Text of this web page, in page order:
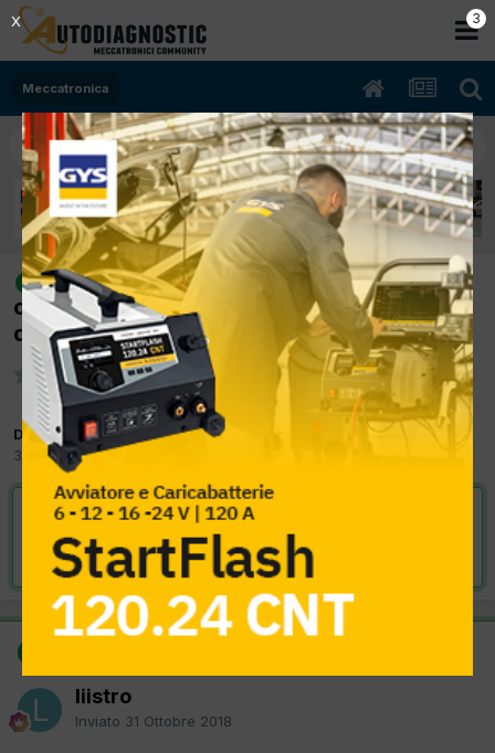
Meccatronica
risolto
[audi a3 sportback 04/2013 1968cc
crb 110Kw Diesel] sostituzione cinghia
distribuzione
Da liistro
31 Ottobre 2018in
VAI ALLA SOLUZIONE
Risolta da liistro, 31 Ottobre 2018
liistro
Inviato 31 Ottobre 2018
2
X